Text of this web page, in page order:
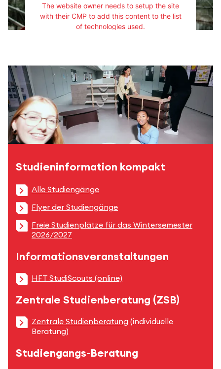
The website owner needs to setup the site
with their CMP to add this content to the list
of technologies used.
Studieninformation kompakt
Alle Studiengänge
Flyer der Studiengänge
Freie Studienplätze für das Wintersemester
2026/2027
Informationsveranstaltungen
HFT StudiScouts (online)
Zentrale Studienberatung (ZSB)
Zentrale Studienberatung (individuelle
Beratung)
Studiengangs-Beratung